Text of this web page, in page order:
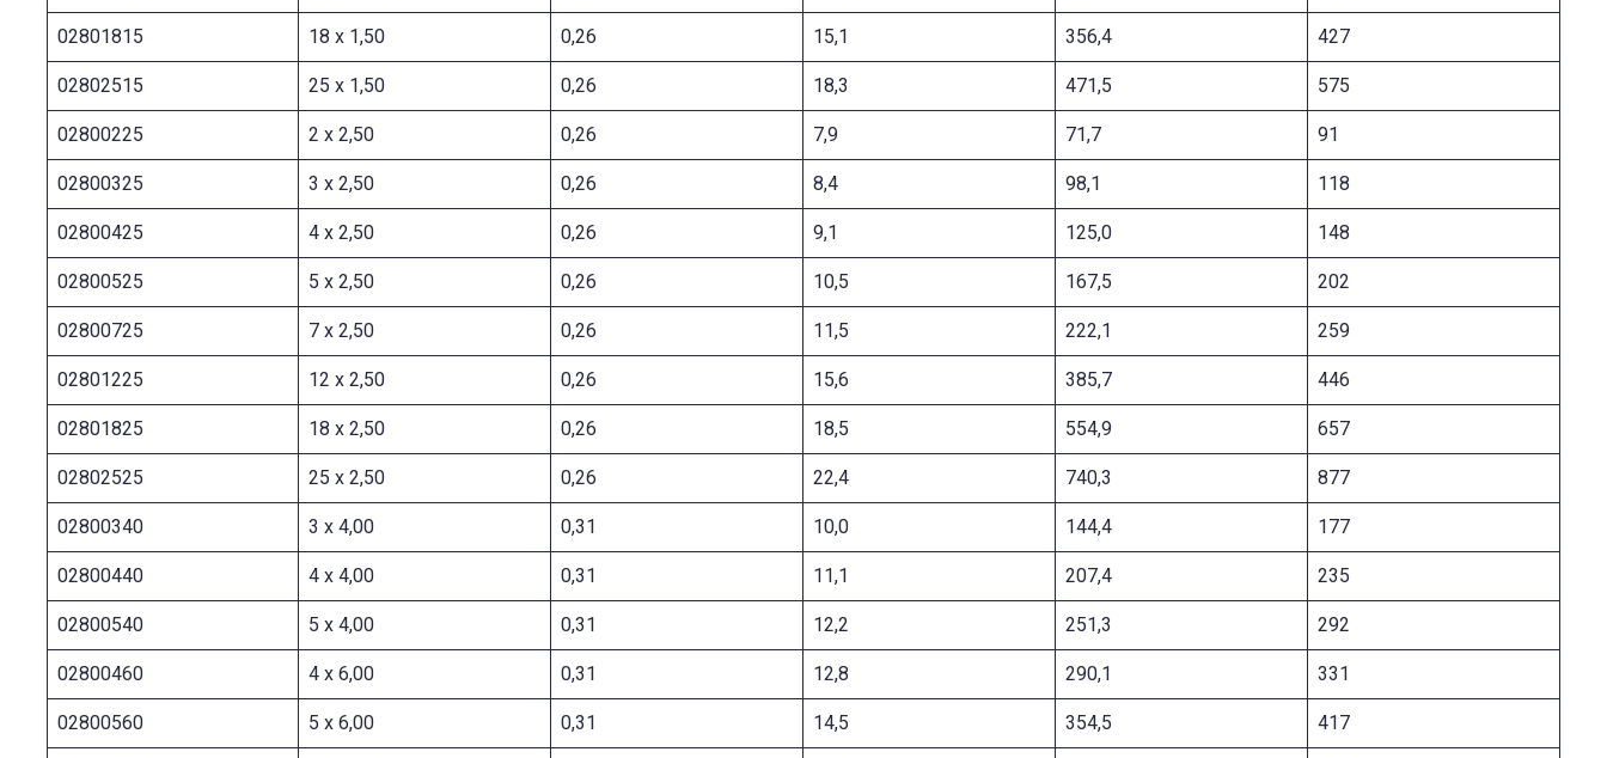
02801815 18 x 1,50 0,26 15,1 356,4 427
02802515 25 x 1,50 0,26 18,3 471,5 575
02800225 2 x 2,50 0,26 7,9 71,7 91
02800325 3 x 2,50 0,26 8,4 98,1 118
02800425 4 x 2,50 0,26 9,1 125,0 148
02800525 5 x 2,50 0,26 10,5 167,5 202
02800725 7 x 2,50 0,26 11,5 222,1 259
02801225 12 x 2,50 0,26 15,6 385,7 446
02801825 18 x 2,50 0,26 18,5 554,9 657
02802525 25 x 2,50 0,26 22,4 740,3 877
02800340 3 x 4,00 0,31 10,0 144,4 177
02800440 4 x 4,00 0,31 11,1 207,4 235
02800540 5 x 4,00 0,31 12,2 251,3 292
02800460 4 x 6,00 0,31 12,8 290,1 331
02800560 5 x 6,00 0,31 14,5 354,5 417